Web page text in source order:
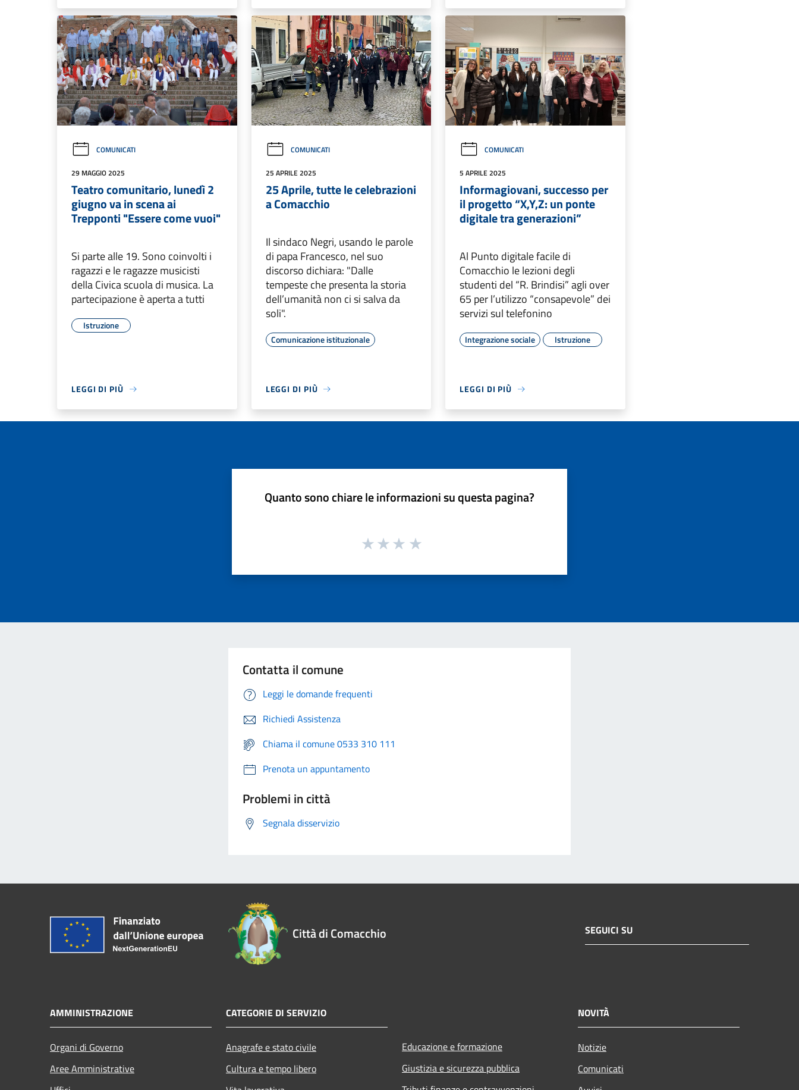
COMUNICATI
29 MAGGIO 2025
Teatro comunitario, lunedì 2
giugno va in scena ai
Trepponti "Essere come vuoi"
Si parte alle 19. Sono coinvolti i
ragazzi e le ragazze musicisti
della Civica scuola di musica. La
partecipazione è aperta a tutti
Istruzione
LEGGI DI PIÙ
COMUNICATI
25 APRILE 2025
25 Aprile, tutte le celebrazioni
a Comacchio
Il sindaco Negri, usando le parole
di papa Francesco, nel suo
discorso dichiara: "Dalle
tempeste che presenta la storia
dell’umanità non ci si salva da
soli".
Comunicazione istituzionale
LEGGI DI PIÙ
COMUNICATI
5 APRILE 2025
Informagiovani, successo per
il progetto “X,Y,Z: un ponte
digitale tra generazioni”
Al Punto digitale facile di
Comacchio le lezioni degli
studenti del “R. Brindisi” agli over
65 per l’utilizzo “consapevole” dei
servizi sul telefonino
Integrazione sociale Istruzione
LEGGI DI PIÙ
Quanto sono chiare le informazioni su questa pagina?
Contatta il comune
Leggi le domande frequenti
Richiedi Assistenza
Chiama il comune 0533 310 111
Prenota un appuntamento
Problemi in città
Segnala disservizio
Città di Comacchio SEGUICI SU
AMMINISTRAZIONE
Organi di Governo
Aree Amministrative
CATEGORIE DI SERVIZIO
Anagrafe e stato civile
Cultura e tempo libero
Educazione e formazione
Giustizia e sicurezza pubblica
NOVITÀ
Notizie
Comunicati